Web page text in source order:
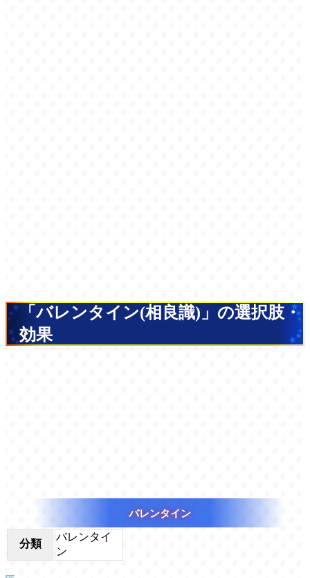
「バレンタイン(相良識)」の選択肢・
効果
バレンタイン
分類
バレンタイ
ン